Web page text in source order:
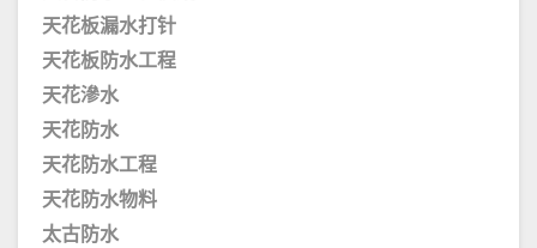
天花板漏水打针
天花板防水工程
天花滲水
天花防水
天花防水工程
天花防水物料
太古防水